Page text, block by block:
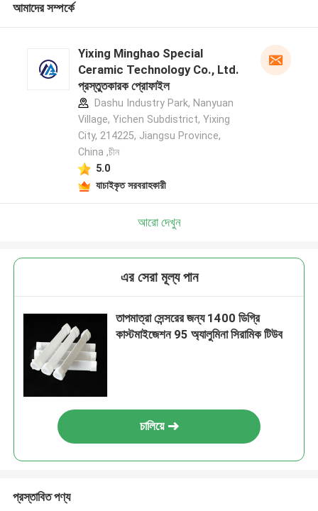
আমাদের সম্পর্কে
Yixing Minghao Special
Ceramic Technology Co., Ltd.
প্রস্তুতকারক প্রোফাইল
Dashu Industry Park, Nanyuan
Village, Yichen Subdistrict, Yixing
City, 214225, Jiangsu Province,
China ,চীন
5.0
যাচাইকৃত সরবরাহকারী
আরো দেখুন
এর সেরা মূল্য পান
তাপমাত্রা সেন্সরের জন্য 1400 ডিগ্রি
কাস্টমাইজেশন 95 অ্যালুমিনা সিরামিক টিউব
চালিয়ে
প্রস্তাবিত পণ্য